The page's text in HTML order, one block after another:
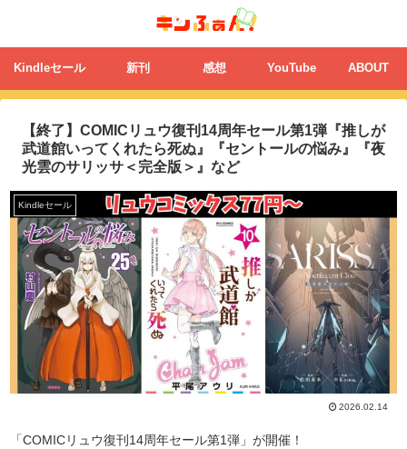
Kindleセール 新刊 感想 YouTube ABOUT
【終了】COMICリュウ復刊14周年セール第1弾『推しが
武道館いってくれたら死ぬ』『セントールの悩み』『夜
光雲のサリッサ＜完全版＞』など
Kindleセール
2026.02.14
「COMICリュウ復刊14周年セール第1弾」が開催！